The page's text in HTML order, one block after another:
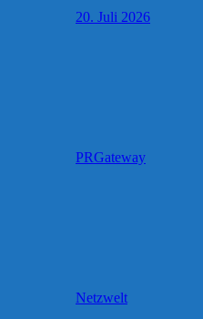
20. Juli 2026
PRGateway
Netzwelt